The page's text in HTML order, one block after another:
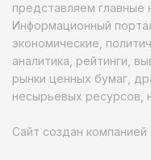
представляем главные
Информационный
экономические,
аналитика, рейтинги,
рынки ценных бумаг,
несырьевых ресурсов,
Сайт создан компанией